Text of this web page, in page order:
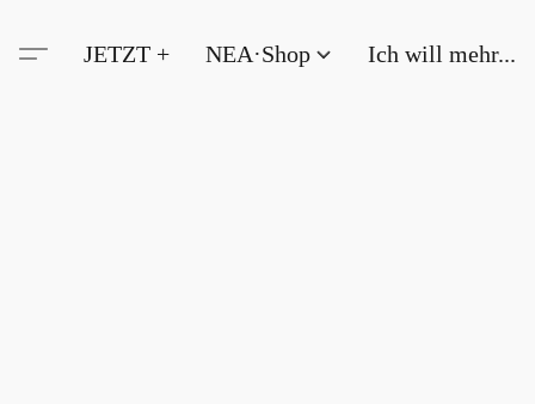
JETZT + NEA·Shop Ich will mehr...